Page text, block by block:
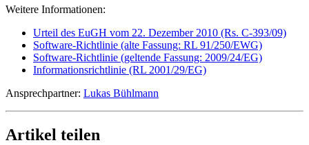
Weitere Informationen:
Urteil des EuGH vom 22. Dezember 2010 (Rs. C-393/09)
Software-Richtlinie (alte Fassung: RL 91/250/EWG)
Software-Richtlinie (geltende Fassung: 2009/24/EG)
Informationsrichtlinie (RL 2001/29/EG)
Ansprechpartner: Lukas Bühlmann
Artikel teilen